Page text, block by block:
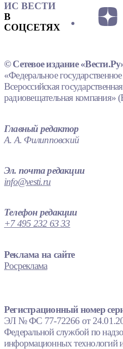
ИС ВЕСТИ
В
СОЦСЕТЯХ
© Сетевое издание
«Федеральное
Всероссийская
радиовещательная
Главный редактор
А. А. Филипповский
Эл. почта редакции
info@vesti.ru
Телефон редакции
+7 495 232 63 33
Реклама на сайте
Росреклама
Регистрационный номер
ЭЛ № ФС 77-72266 от
Федеральной службой по
информационных технологий